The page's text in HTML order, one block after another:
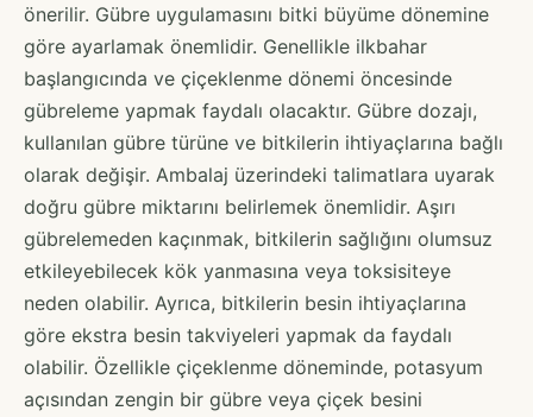
önerilir. Gübre uygulamasını bitki büyüme dönemine
göre ayarlamak önemlidir. Genellikle ilkbahar
başlangıcında ve çiçeklenme dönemi öncesinde
gübreleme yapmak faydalı olacaktır. Gübre dozajı,
kullanılan gübre türüne ve bitkilerin ihtiyaçlarına bağlı
olarak değişir. Ambalaj üzerindeki talimatlara uyarak
doğru gübre miktarını belirlemek önemlidir. Aşırı
gübrelemeden kaçınmak, bitkilerin sağlığını olumsuz
etkileyebilecek kök yanmasına veya toksisiteye
neden olabilir. Ayrıca, bitkilerin besin ihtiyaçlarına
göre ekstra besin takviyeleri yapmak da faydalı
olabilir. Özellikle çiçeklenme döneminde, potasyum
açısından zengin bir gübre veya çiçek besini